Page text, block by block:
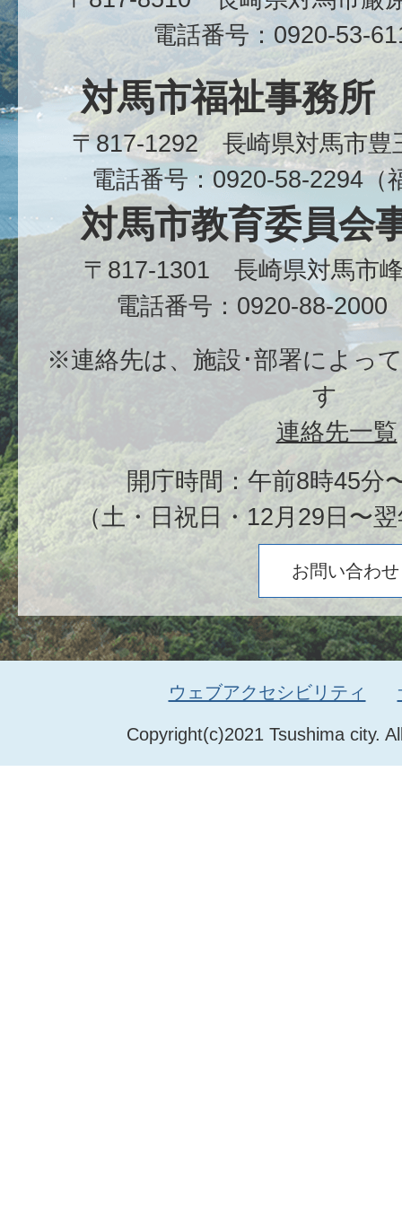
電話番号：0920-53-
対馬市福祉事務所
〒817-1292 長崎県対馬市
電話番号：0920-58-2294（
対馬市教育委員会
〒817-1301 長崎県対馬市
電話番号：0920-88-2000
※連絡先は、施設･部署によっ
す
連絡先一覧
開庁時間：午前8時45分
（土・日祝日・12月29日〜
お問い合わせ
Copyright(c)2021 Tsushima city.
ウェブアクセシビリティ